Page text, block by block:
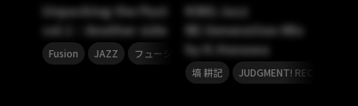
Unpacking the Past
vol.1：Another side
Fusion JAZZ フュージョン ジャズ
KING Jazz
RE:Generation-Mix
by K.Hanawa
塙 耕記 JUDGMENT! RECORDS